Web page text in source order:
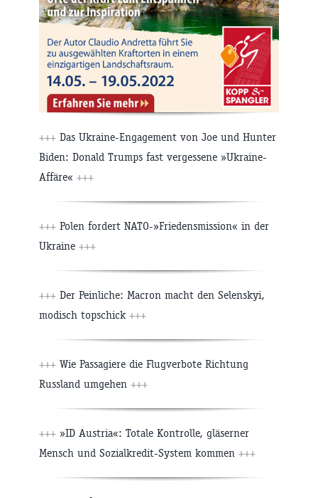
+++ Das Ukraine-Engagement von Joe und Hunter
Biden: Donald Trumps fast vergessene »Ukraine-
Affäre« +++
+++ Polen fordert NATO-»Friedensmission« in der
Ukraine +++
+++ Der Peinliche: Macron macht den Selenskyi,
modisch topschick +++
+++ Wie Passagiere die Flugverbote Richtung
Russland umgehen +++
+++ »ID Austria«: Totale Kontrolle, gläserner
Mensch und Sozialkredit-System kommen +++